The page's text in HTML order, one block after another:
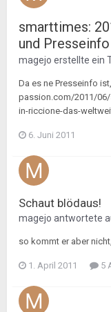
smarttimes:
und Presseinfo
magejo erstellte ein
Da es ne Presseinfo
passion.com/2011/
in-riccione-das-
6. Juni 2011
Schaut blödaus!
magejo antwortete
so kommt er aber
1. April 2011 5